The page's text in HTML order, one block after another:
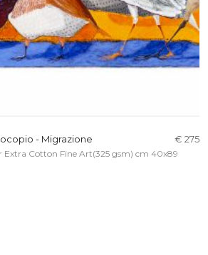
- Migrazione € 275
Extra Cotton Fine Art(325 gsm) cm 40x89